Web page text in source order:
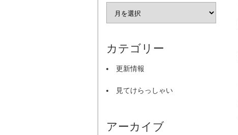
カテゴリー
更新情報
見てけらっしゃい
アーカイブ